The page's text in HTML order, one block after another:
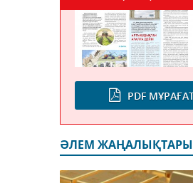
PDF
ӘЛЕМ ЖАҢАЛЫҚТАРЫ